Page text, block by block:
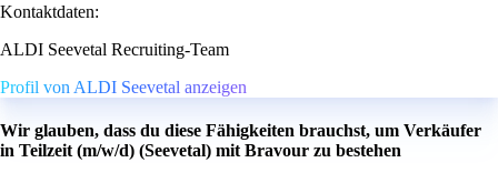
Kontaktdaten:
ALDI Seevetal Recruiting-Team
Profil von ALDI Seevetal anzeigen
Wir glauben, dass du diese Fähigkeiten brauchst, um Verkäufer
in Teilzeit (m/w/d) (Seevetal) mit Bravour zu bestehen